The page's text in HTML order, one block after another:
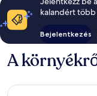
kalandért több
Bejelentkezés
A